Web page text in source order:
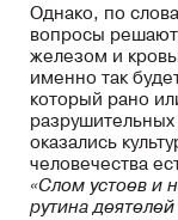
Однако, по
вопросы
железом и
именно так
который рано
оказались
человечества
«Слом устоев и
рутина